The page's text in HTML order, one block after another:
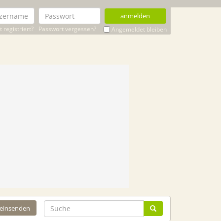
anmelden
registriert? Passwort vergessen? Angemeldet bleiben